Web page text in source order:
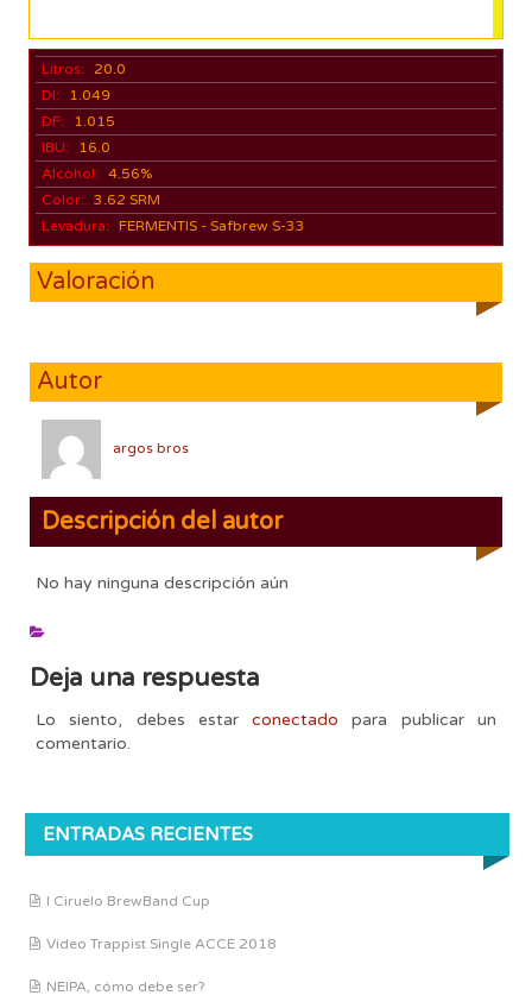
Litros:
20.0
DI:
1.049
DF:
1.015
IBU:
16.0
Alcohol: 4.56%
Color: 3.62 SRM
Levadura: FERMENTIS - Safbrew S-33
Valoración
Autor
argos bros
Descripción del autor
No hay ninguna descripción aún
Deja una respuesta
Lo siento, debes estarconectado para publicar un
comentario.
ENTRADAS RECIENTES
I Ciruelo BrewBand Cup
Vídeo Trappist Single ACCE 2018
NEIPA, cómo debe ser?